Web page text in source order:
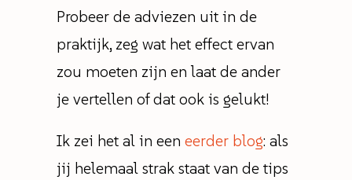
Probeer de adviezen uit in de
praktijk, zeg wat het effect ervan
zou moeten zijn en laat de ander
je vertellen of dat ook is gelukt!
Ik zei het al in een eerder blog: als
jij helemaal strak staat van de tips